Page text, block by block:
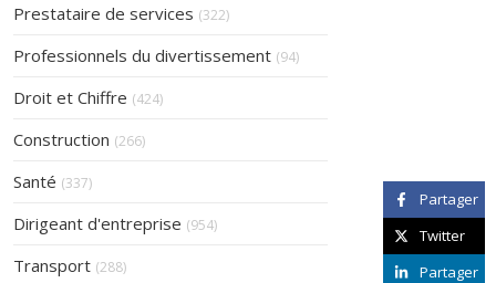
Partager
Twitter
Partager
Prestataire de services (322)Articles Count
Professionnels du divertissement (94)Articles Count
Droit et Chiffre (424)Articles Count
Construction (266)Articles Count
Santé (337)Articles Count
Dirigeant d'entreprise (954)Articles Count
Transport (288)Articles Count